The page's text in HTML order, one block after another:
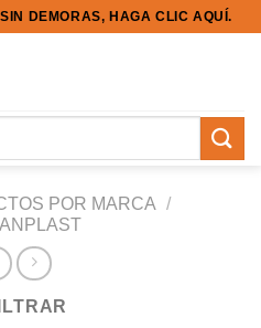
DEMORAS, HAGA CLIC AQUÍ.
POR MARCA /